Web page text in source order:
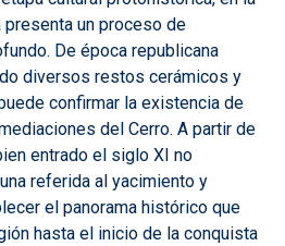
un proceso de
De época republicana
diversos restos cerámicos y
confirmar la existencia de
del Cerro. A partir de
entrado el siglo XI no
referida al yacimiento y
el panorama histórico que
hasta el inicio de la conquista